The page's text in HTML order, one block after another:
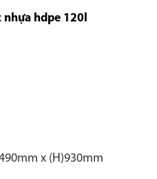
hdpe 120l
x (H)930mm